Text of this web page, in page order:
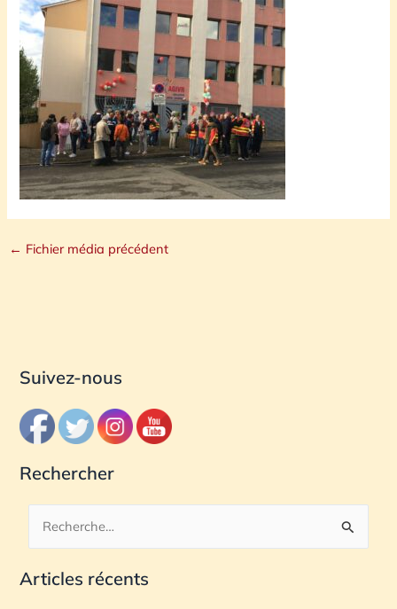
← Fichier média précédent
Suivez-nous
Rechercher
c
Articles récents